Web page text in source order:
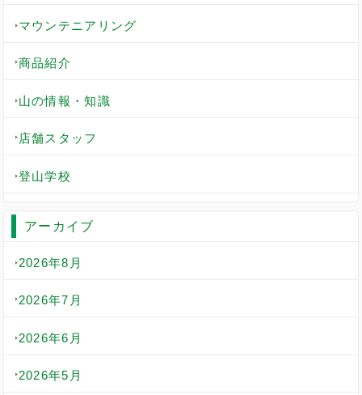
マウンテニアリング
商品紹介
山の情報・知識
店舗スタッフ
登山学校
アーカイブ
2026年8月
2026年7月
2026年6月
2026年5月